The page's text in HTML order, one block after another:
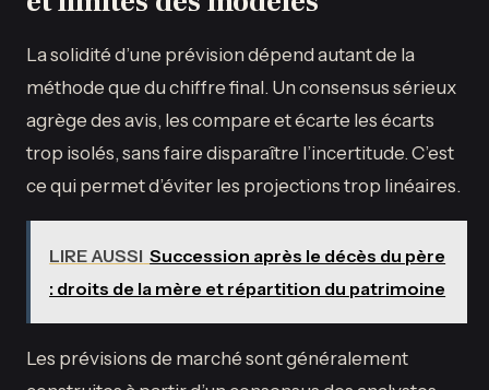
La solidité d’une prévision dépend autant de la
méthode que du chiffre final. Un consensus sérieux
agrège des avis, les compare et écarte les écarts
trop isolés, sans faire disparaître l’incertitude. C’est
ce qui permet d’éviter les projections trop linéaires.
LIRE AUSSI Succession après le décès du père
: droits de la mère et répartition du patrimoine
Les prévisions de marché sont généralement